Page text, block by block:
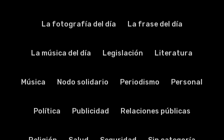
La fotografía del día La frase del día
La música del día Legislación Literatura
Música Nodo solidario Periodismo Personal
Política Publicidad Relaciones públicas